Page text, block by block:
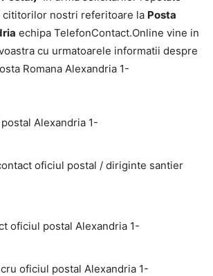
cititorilor nostri referitoare la Posta
echipa TelefonContact.Online vine in
cu urmatoarele informatii despre
Romana Alexandria 1-
Alexandria 1-
oficiul postal / diriginte santier
oficiul postal Alexandria 1-
oficiul postal Alexandria 1-